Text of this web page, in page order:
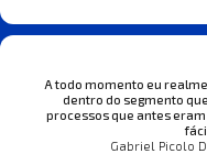
A todo momento eu
dentro do segmento
processos que antes
Gabriel Picolo